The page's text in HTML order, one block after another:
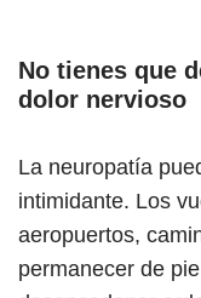
No tienes que
dolor nervioso
La neuropatía
intimidante. Los
aeropuertos,
permanecer de